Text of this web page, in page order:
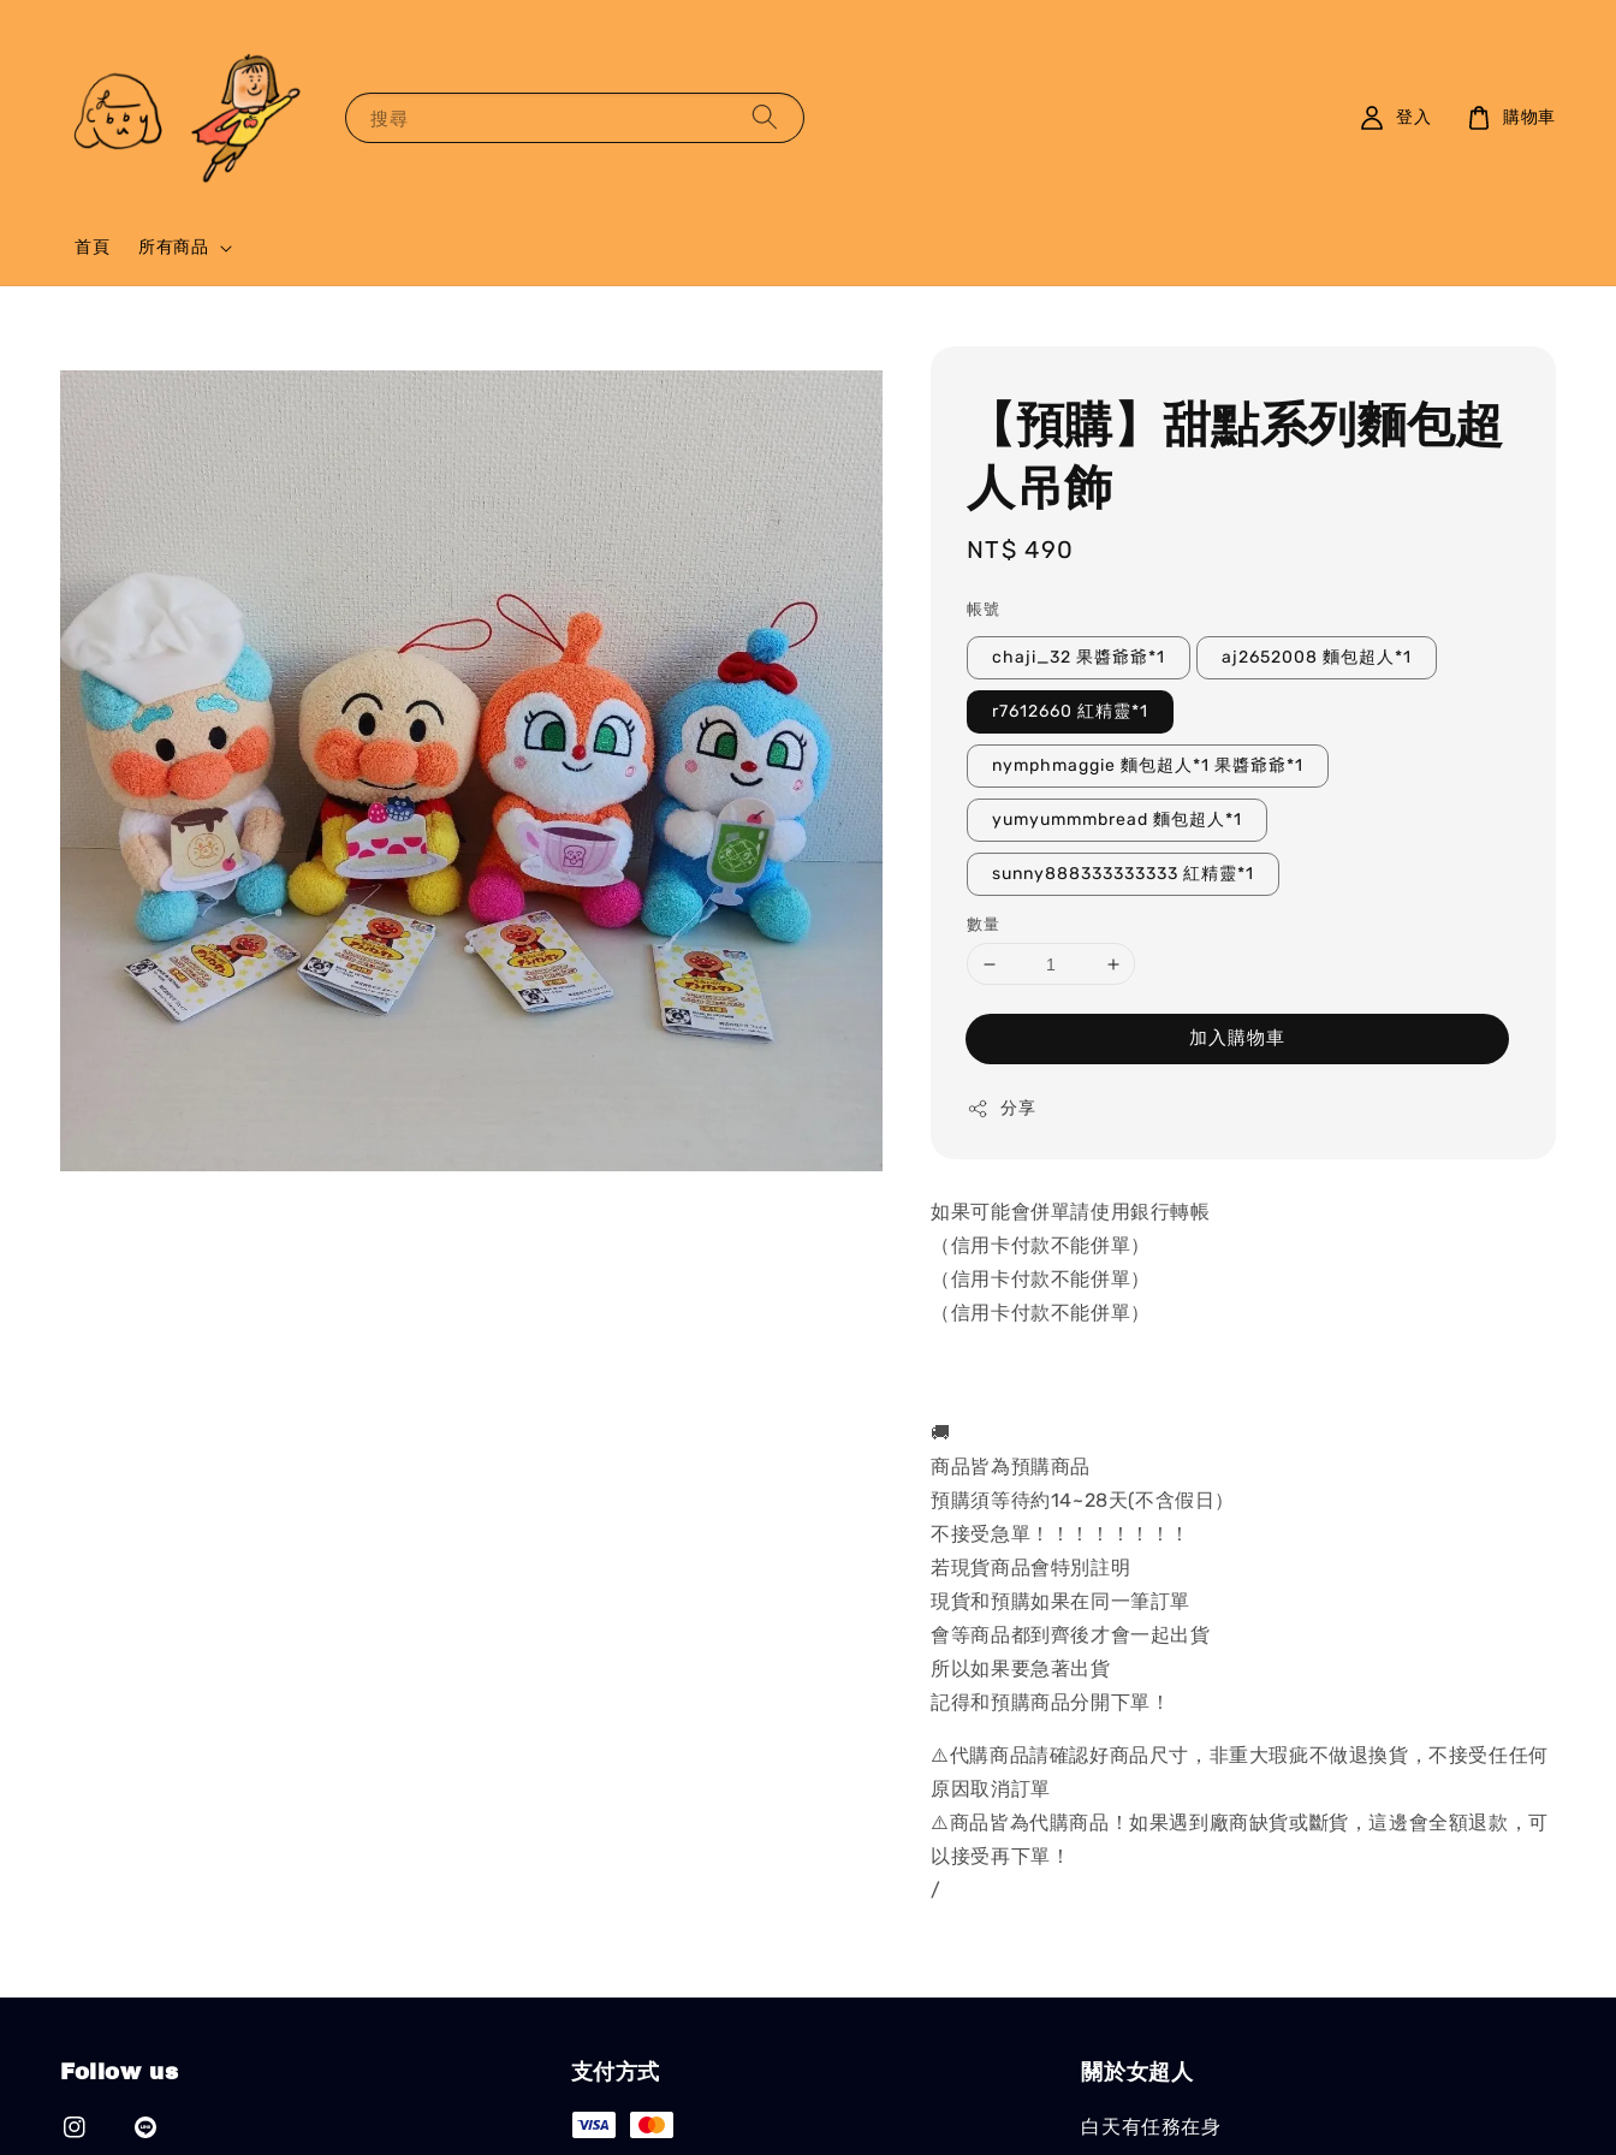
搜尋
首頁 所有商品
登入 購物車
【預購】甜點系列麵包超
人吊飾
Regular
NT$ 490
帳號
chaji_32 果醬爺爺*1 aj2652008 麵包超人*1
r7612660 紅精靈*1
nymphmaggie 麵包超人*1 果醬爺爺*1
yumyummmbread 麵包超人*1
sunny888333333333 紅精靈*1
數量
加入購物車
分享
如果可能會併單請使用銀行轉帳
（信用卡付款不能併單）
（信用卡付款不能併單）
（信用卡付款不能併單）
🚚
商品皆為預購商品
預購須等待約14~28天(不含假日）
不接受急單！！！！！！！！
若現貨商品會特別註明
現貨和預購如果在同一筆訂單
會等商品都到齊後才會一起出貨
所以如果要急著出貨
記得和預購商品分開下單！
⚠️代購商品請確認好商品尺寸，非重大瑕疵不做退換貨，不接受任任何
原因取消訂單
⚠️商品皆為代購商品！如果遇到廠商缺貨或斷貨，這邊會全額退款，可
以接受再下單！
/
Follow us 支付方式 關於女超人
白天有任務在身